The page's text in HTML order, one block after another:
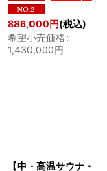
886,000円(税込)
希望小売価格:
1,430,000円
【中・高温サウナ・